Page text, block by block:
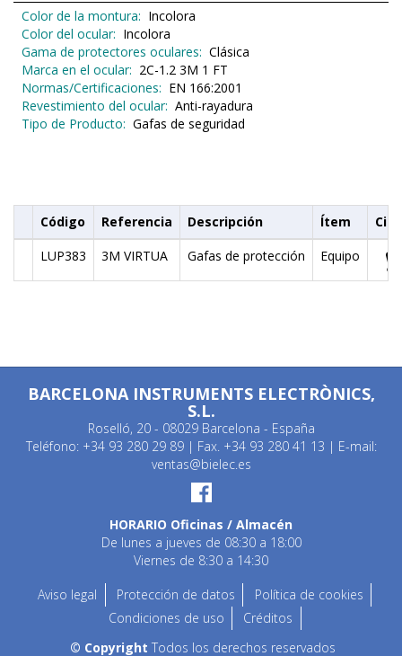
Color de la montura:‎ ‎ Incolora
Color del ocular:‎ ‎ Incolora
Gama de protectores oculares:‎ ‎ Clásica
Marca en el ocular:‎ ‎ 2C-1.2 3M 1 FT
Normas/Certificaciones‎: ‎ EN 166:2001
Revestimiento del ocular:‎ ‎ Anti-rayadura
Tipo de Producto:‎ ‎ Gafas de seguridad
Código Referencia Descripción Ítem
LUP383
3M VIRTUA Gafas de protección Equipo
BARCELONA INSTRUMENTS ELECTRÒNICS,
S.L.
Roselló, 20 - 08029 Barcelona - España
Teléfono: +34 93 280 29 89 | Fax. +34 93 280 41 13 | E-mail:
ventas@bielec.es
HORARIO Oficinas / Almacén
De lunes a jueves de 08:30 a 18:00
Viernes de 8:30 a 14:30
Aviso legal
Protección de datos
Política de cookies
Condiciones de uso
Créditos
© Copyright Todos los derechos reservados